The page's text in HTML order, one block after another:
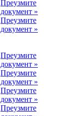
Преузмите
документ »
Преузмите
документ »
Преузмите
документ »
Преузмите
документ »
Преузмите
документ »
Преузмите